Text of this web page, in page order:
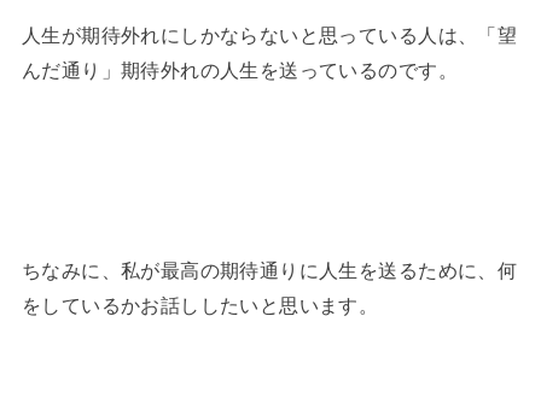
人生が期待外れにしかならないと思っている人は、「望
んだ通り」期待外れの人生を送っているのです。
ちなみに、私が最高の期待通りに人生を送るために、何
をしているかお話ししたいと思います。